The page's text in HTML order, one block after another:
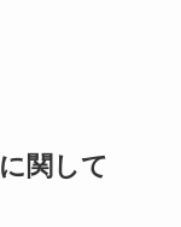
関して